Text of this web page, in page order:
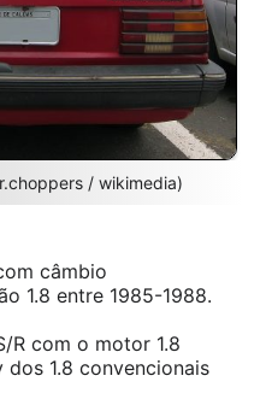
/ wikimedia)
câmbio
1.8 entre 1985-1988.
R com o motor 1.8
1.8 convencionais